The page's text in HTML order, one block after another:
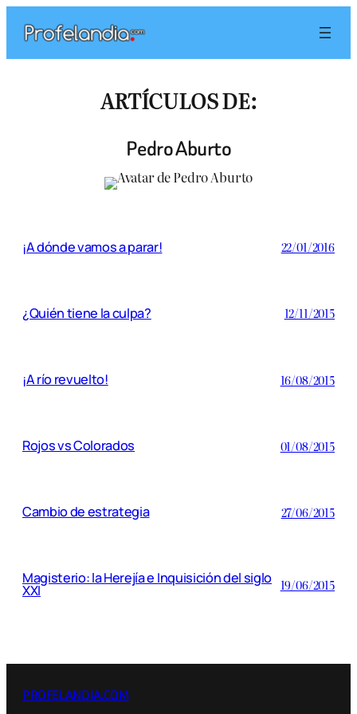
contenido
ARTÍCULOS DE:
Pedro Aburto
¡A dónde vamos a parar! 22/01/2016
¿Quién tiene la culpa? 12/11/2015
¡A río revuelto! 16/08/2015
Rojos vs Colorados 01/08/2015
Cambio de estrategia 27/06/2015
Magisterio: la Herejía e Inquisición del siglo
XXI 19/06/2015
PROFELANDIA.COM